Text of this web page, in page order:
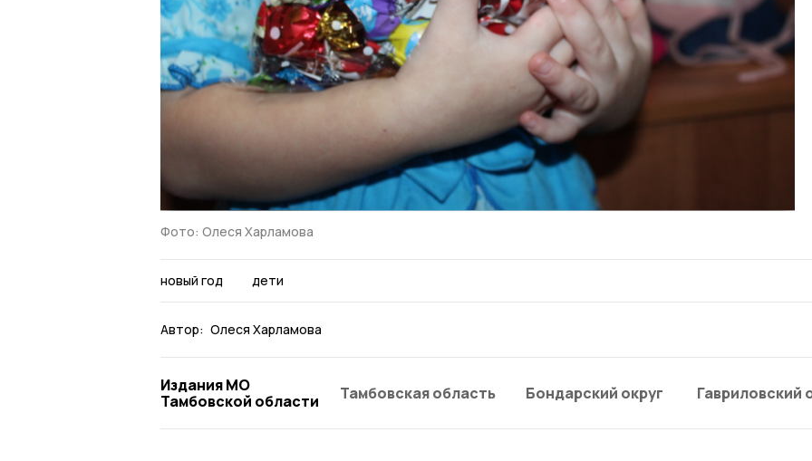
Фото: Олеся Харламова
новый год дети
Автор: Олеся Харламова
Издания МО
Тамбовской области
Тамбовская область Бондарский округ Гавриловский